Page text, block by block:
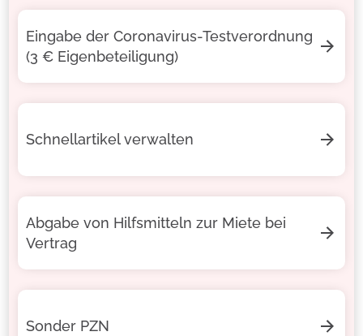
Eingabe der Coronavirus-Testverordnung
(3 € Eigenbeteiligung)
Schnellartikel verwalten
Abgabe von Hilfsmitteln zur Miete bei
Vertrag
Sonder PZN